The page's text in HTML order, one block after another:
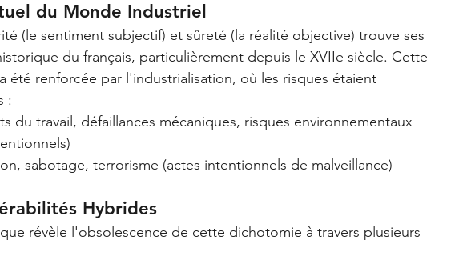
du Monde Industriel
(le sentiment subjectif) et sûreté (la réalité objective) trouve ses
du français, particulièrement depuis le XVIIe siècle. Cette
été renforcée par l'industrialisation, où les risques étaient
:
du travail, défaillances mécaniques, risques environnementaux
sabotage, terrorisme (actes intentionnels de malveillance)
Hybrides
révèle l'obsolescence de cette dichotomie à travers plusieurs